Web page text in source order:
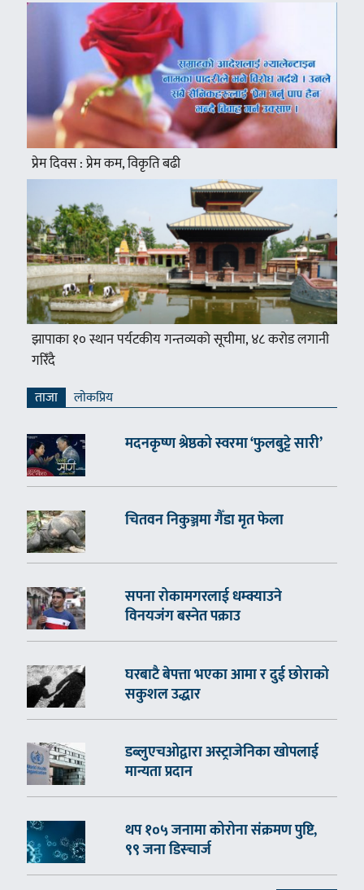
प्रेम दिवस : प्रेम कम, विकृति बढी
झापाका १० स्थान पर्यटकीय गन्तव्यको सूचीमा, ४८ करोड लगानी
गरिँदै
ताजा लाेकप्रिय
मदनकृष्ण श्रेष्ठको स्वरमा ‘फुलबुट्टे सारी’
चितवन निकुञ्जमा गैँडा मृत फेला
सपना रोकामगरलाई धम्क्याउने
विनयजंग बस्नेत पक्राउ
घरबाटै बेपत्ता भएका आमा र दुई छोराको
सकुशल उद्धार
डब्लुएचओद्वारा अस्ट्राजेनिका खोपलाई
मान्यता प्रदान
थप १०५ जनामा कोरोना संक्रमण पुष्टि,
९९ जना डिस्चार्ज